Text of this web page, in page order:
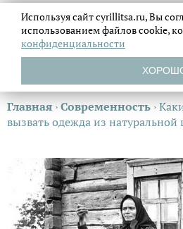
Главная ›Современность ›
вызвать одежда из натуральной
Используя сайт cyrillitsa.ru, Вы
использованием файловcookie,
конфиденциальности